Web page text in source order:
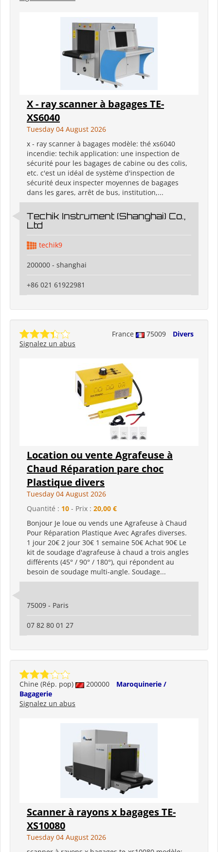
X - ray scanner à bagages TE-
XS6040
Tuesday 04 August 2026
x - ray scanner à bagages modèle: thé xs6040
incendie: techik application: une inspection de
sécurité pour les bagages de cabine ou des colis,
etc. c'est un idéal de système d'inspection de
sécurité deux inspecter moyennes de bagages
dans les gares, arrêt de bus, institution,...
Techik Instrument (Shanghai) Co.,
Ltd
techik9
200000 - shanghai
+86 021 61922981
France 75009
Divers
Signalez un abus
Location ou vente Agrafeuse à
Chaud Réparation pare choc
Plastique divers
Tuesday 04 August 2026
Quantité : 10 - Prix : 20,00 €
Bonjour Je loue ou vends une Agrafeuse à Chaud
Pour Réparation Plastique Avec Agrafes diverses.
1 jour 20€ 2 jour 30€ 1 semaine 50€ Achat 90€ Le
kit de soudage d'agrafeuse à chaud a trois angles
différents (45° / 90° / 180°), qui répondent au
besoin de soudage multi-angle. Soudage...
75009 - Paris
07 82 80 01 27
Chine (Rép. pop) 200000
Maroquinerie /
Bagagerie
Signalez un abus
Scanner à rayons x bagages TE-
XS10080
Tuesday 04 August 2026